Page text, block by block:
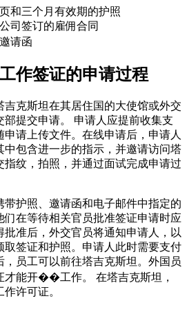
和三个月有效期的护照
司签订的雇佣合同
请函
作签证的申请过程
克斯坦在其居住国的大使馆或外交
部提交申请。 申请人应提前收集支
请上传文件。在线申请后，申请人
中包含进一步的指示，并邀请访问塔
纹，拍照，并通过面试完成申请过
护照、邀请函和电子邮件中指定的
在等待相关官员批准签证申请时应
批准后，外交官员将通知申请人，以
取签证和护照。申请人此时需要支付
员工可以前往塔吉克斯坦。外国员
才能开��工作。 在塔吉克斯坦，
许可证。